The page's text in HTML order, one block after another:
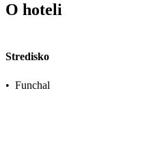
O hoteli
Stredisko
• Funchal